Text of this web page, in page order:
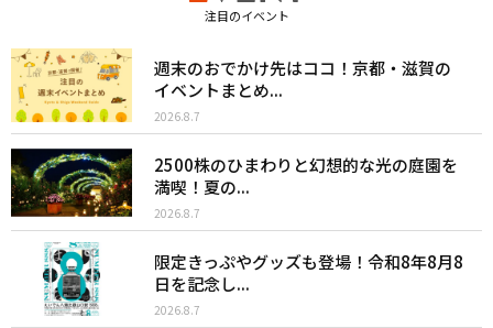
注目のイベント
週末のおでかけ先はココ！京都・滋賀の
イベントまとめ...
2026.8.7
2500株のひまわりと幻想的な光の庭園を
満喫！夏の...
2026.8.7
限定きっぷやグッズも登場！令和8年8月8
日を記念し...
2026.8.7